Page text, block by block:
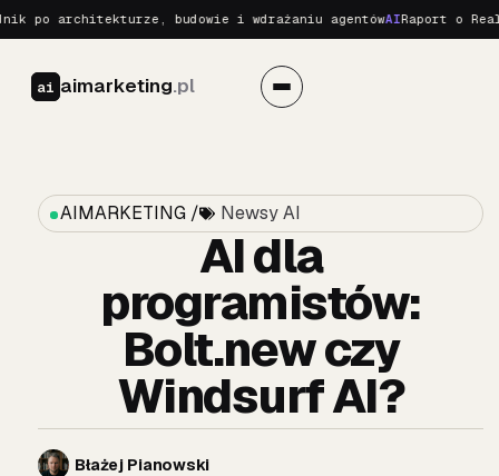
architekturze, budowie i wdrażaniu agentówAIRaport o
ai aimarketing.pl
AIMARKETING / Newsy AI
AI dla
programistów:
Bolt.new czy
Windsurf AI?
Błażej Pianowski